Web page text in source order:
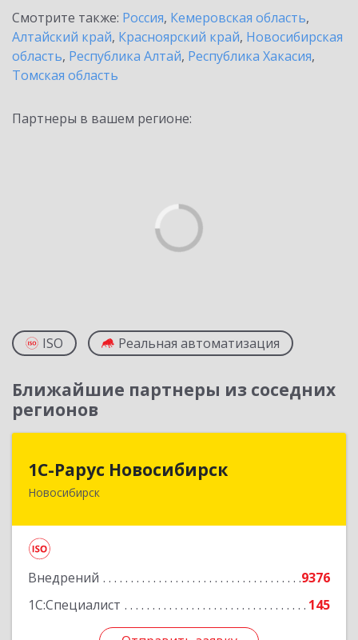
Смотрите также: Россия, Кемеровская область,
Алтайский край, Красноярский край, Новосибирская
область, Республика Алтай, Республика Хакасия,
Томская область
Партнеры в вашем регионе:
ISO Реальная автоматизация
Ближайшие партнеры из соседних
регионов
1С-Рарус Новосибирск
Новосибирск
Внедрений
9376
1С:Специалист
145
1С-Рарус Новосибирск
630015, Новосибирская обл, Новосибирск г,
Подробнее